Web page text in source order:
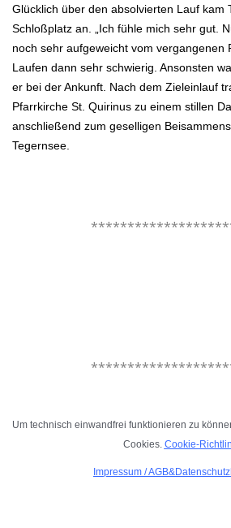
Glücklich über den absolvierten Lauf kam
Schloßplatz an. „Ich fühle mich sehr gut.
noch sehr aufgeweicht vom vergangenen
Laufen dann sehr schwierig. Ansonsten
er bei der Ankunft. Nach dem Zieleinlauf
Pfarrkirche St. Quirinus zu einem stillen
anschließend zum geselligen
Tegernsee.
Um technisch einwandfrei funktionieren zu
Cookies. Cookie-
Impressum /